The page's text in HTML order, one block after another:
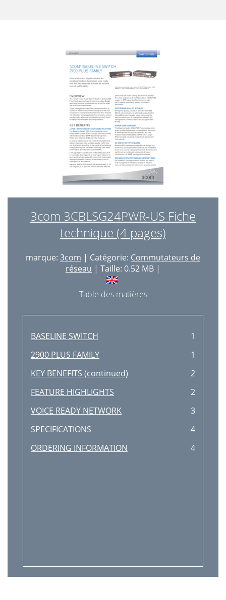
3com 3CBLSG24PWR-US Fiche
technique (4 pages)
marque: 3com | Catégorie: Commutateurs de
réseau | Taille: 0.52 MB |
Table des matières
BASELINE SWITCH
1
2900 PLUS FAMILY
1
KEY BENEFITS (continued)
2
FEATURE HIGHLIGHTS
2
VOICE READY NETWORK
3
SPECIFICATIONS
4
ORDERING INFORMATION
4